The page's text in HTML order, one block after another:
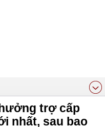
trợ cấp
nhất, sau bao